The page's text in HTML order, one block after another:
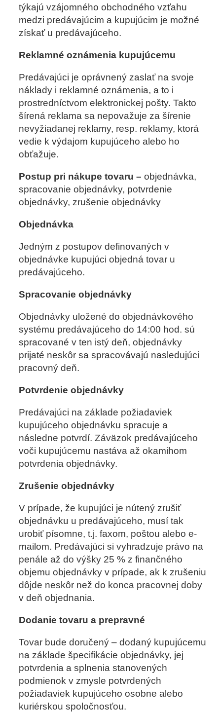
týkajú vzájomného obchodného vzťahu
medzi predávajúcim a kupujúcim je možné
získať u predávajúceho.
Reklamné oznámenia kupujúcemu
Predávajúci je oprávnený zaslať na svoje
náklady i reklamné oznámenia, a to i
prostredníctvom elektronickej pošty. Takto
šírená reklama sa nepovažuje za šírenie
nevyžiadanej reklamy, resp. reklamy, ktorá
vedie k výdajom kupujúceho alebo ho
obťažuje.
Postup pri nákupe tovaru – objednávka,
spracovanie objednávky, potvrdenie
objednávky, zrušenie objednávky
Objednávka
Jedným z postupov definovaných v
objednávke kupujúci objedná tovar u
predávajúceho.
Spracovanie objednávky
Objednávky uložené do objednávkového
systému predávajúceho do 14:00 hod. sú
spracované v ten istý deň, objednávky
prijaté neskôr sa spracovávajú nasledujúci
pracovný deň.
Potvrdenie objednávky
Predávajúci na základe požiadaviek
kupujúceho objednávku spracuje a
následne potvrdí. Záväzok predávajúceho
voči kupujúcemu nastáva až okamihom
potvrdenia objednávky.
Zrušenie objednávky
V prípade, že kupujúci je nútený zrušiť
objednávku u predávajúceho, musí tak
urobiť písomne, t.j. faxom, poštou alebo e-
mailom. Predávajúci si vyhradzuje právo na
penále až do výšky 25 % z finančného
objemu objednávky v prípade, ak k zrušeniu
dôjde neskôr než do konca pracovnej doby
v deň objednania.
Dodanie tovaru a prepravné
Tovar bude doručený – dodaný kupujúcemu
na základe špecifikácie objednávky, jej
potvrdenia a splnenia stanovených
podmienok v zmysle potvrdených
požiadaviek kupujúceho osobne alebo
kuriérskou spoločnosťou.